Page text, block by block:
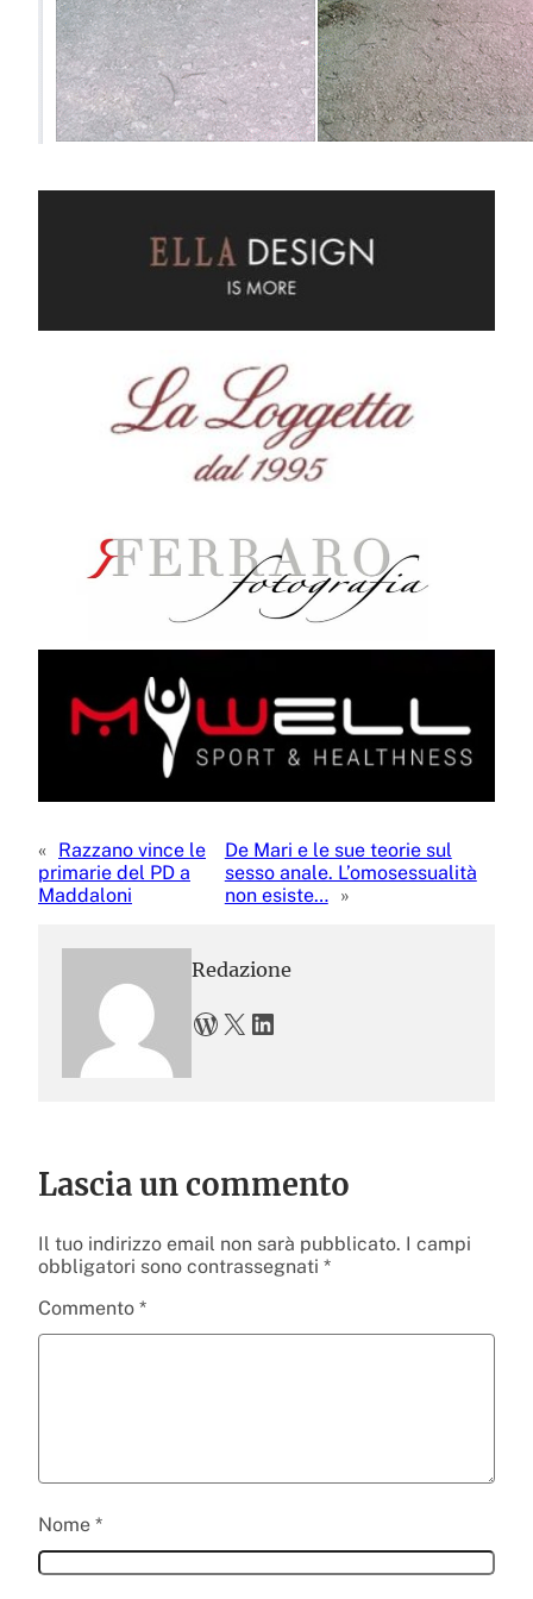
« Razzano vince le
primarie del PD a
Maddaloni
De Mari e le sue teorie sul
sesso anale. L’omosessualità
non esiste… »
Redazione
WordPress X LinkedIn
Lascia un commento
Il tuo indirizzo email non sarà pubblicato. I campi
obbligatori sono contrassegnati *
Commento *
Nome *